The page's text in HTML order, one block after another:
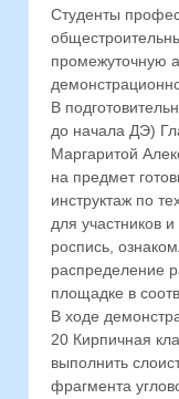
Студенты
промежуточную
В
до начала ДЭ)
Маргаритой
на предмет
инструктаж по
для участников
роспись,
распределение
площадке в
В ходе
20 Кирпичная
выполнить
фрагмента